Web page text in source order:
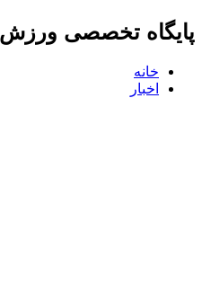
پایگاه تخصصی
خانه
اخبار